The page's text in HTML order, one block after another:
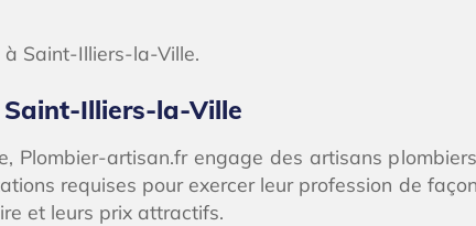
Saint-Illiers-la-Ville.
Illiers-la-Ville
artisan.fr engage des artisans
requises pour exercer leur profession de
et leurs prix attractifs.